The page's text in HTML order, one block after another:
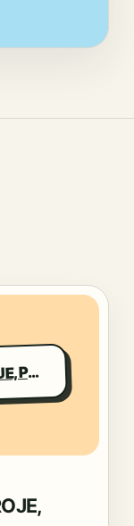
C MUSIC HUDOBNé NáSTROJE, PRíSLUšENSTVO